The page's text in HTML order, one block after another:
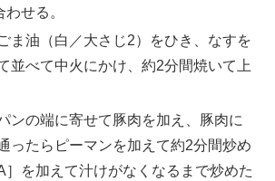
わせる。
ま油（白／大さじ2）をひき、なすを
並べて中火にかけ、約2分間焼いて上
ンの端に寄せて豚肉を加え、豚肉に
ったらピーマンを加えて約2分間炒め
］を加えて汁けがなくなるまで炒めた